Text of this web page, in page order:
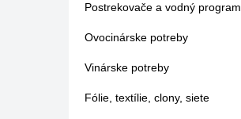
Postrekovače a vodný program
Ovocinárske potreby
Vinárske potreby
Fólie, textílie, clony, siete